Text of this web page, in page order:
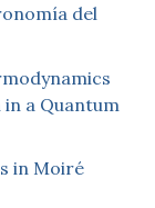
del
a Quantum
in Moiré